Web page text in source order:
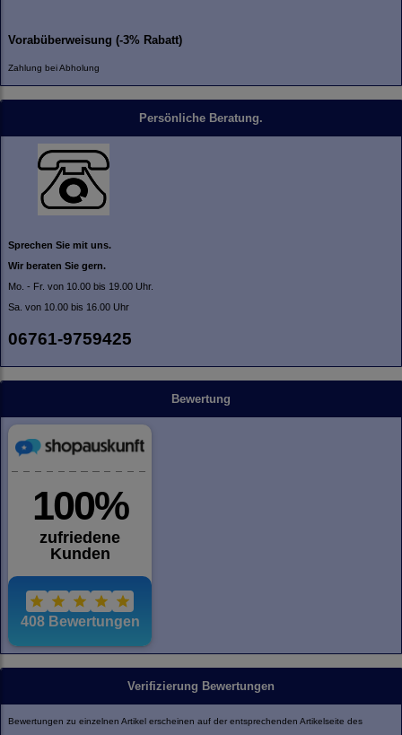
Vorabüberweisung (-3% Rabatt)
Zahlung bei Abholung
Persönliche Beratung.
Sprechen Sie mit uns.
Wir beraten Sie gern.
Mo. - Fr. von 10.00 bis 19.00 Uhr.
Sa. von 10.00 bis 16.00 Uhr
06761-9759425
Bewertung
Verifizierung Bewertungen
Bewertungen zu einzelnen Artikel erscheinen auf der entsprechenden Artikelseite des